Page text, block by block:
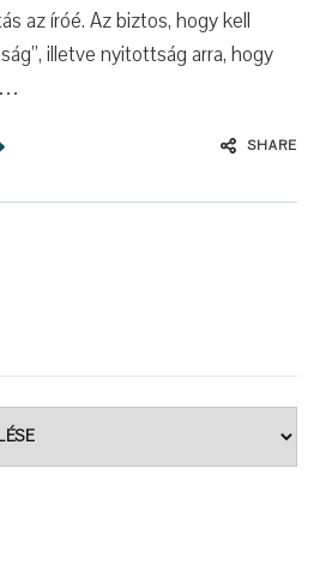
az íróé. Az biztos, hogy kell
illetve nyitottság arra, hogy
…
SHARE